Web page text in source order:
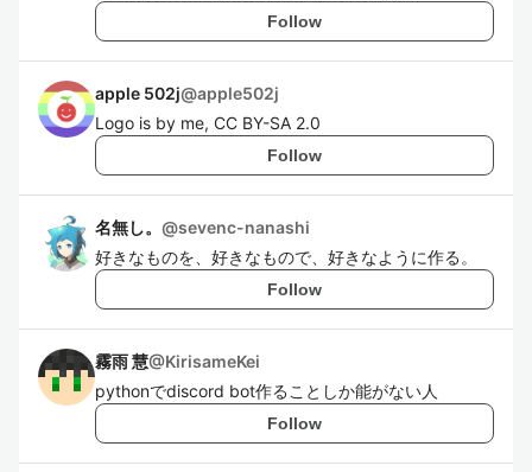
Follow
apple 502j@apple502j
Logo is by me, CC BY-SA 2.0
Follow
名無し。 @sevenc-nanashi
好きなものを、好きなもので、好きなように作る。
Follow
霧雨 慧@KirisameKei
pythonでdiscord bot作ることしか能がない人
Follow